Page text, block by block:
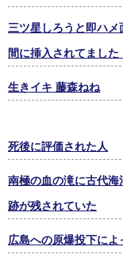
三ツ星しろうと即ハ
間に挿入されてました
生きイキ 藤森ねね
死後に評価された人
南極の血の滝に古代
跡が残されていた
広島への原爆投下に